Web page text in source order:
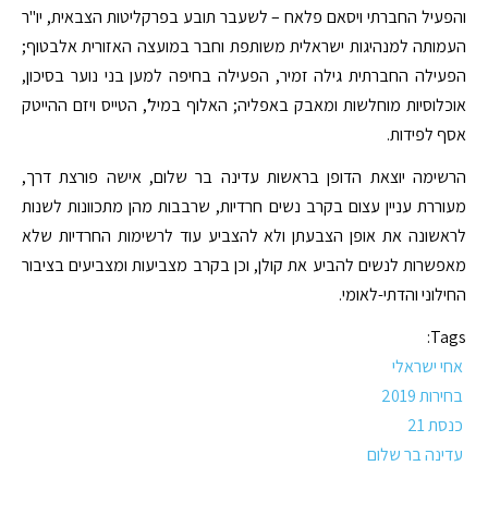
והפעיל החברתי ויסאם פלאח – לשעבר תובע בפרקליטות הצבאית, יו"ר
העמותה למנהיגות ישראלית משותפת וחבר במועצה האזורית אלבטוף;
הפעילה החברתית גילה זמיר, הפעילה בחיפה למען בני נוער בסיכון,
אוכלוסיות מוחלשות ומאבק באפליה; האלוף במיל', הטייס ויזם ההייטק
אסף לפידות.
הרשימה יוצאת הדופן בראשות עדינה בר שלום, אישה פורצת דרך,
מעוררת עניין עצום בקרב נשים חרדיות, שרבבות מהן מתכוונות לשנות
לראשונה את אופן הצבעתן ולא להצביע עוד לרשימות החרדיות שלא
מאפשרות לנשים להביע את קולן, וכן בקרב מצביעות ומצביעים בציבור
החילוני והדתי-לאומי.
Tags:
אחי ישראלי
בחירות 2019
כנסת 21
עדינה בר שלום